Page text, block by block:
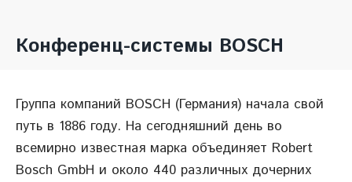
Конференц-системы BOSCH
Группа компаний BOSCH (Германия) начала свой
путь в 1886 году. На сегодняшний день во
всемирно известная марка объединяет Robert
Bosch GmbH и около 440 различных дочерних